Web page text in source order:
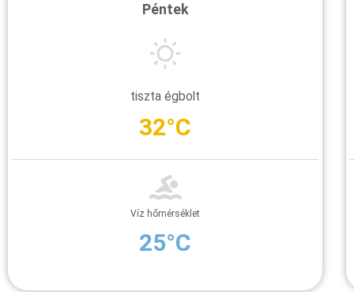
Péntek
tiszta égbolt
32°C
Víz hőmérséklet
25°C